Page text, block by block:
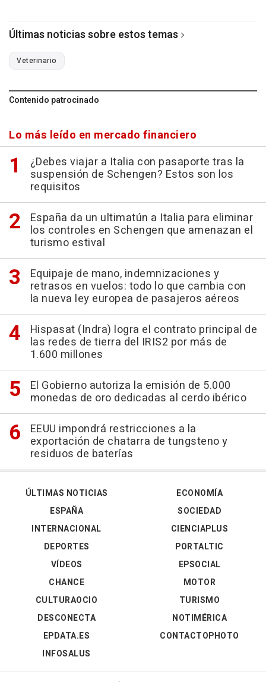
Últimas noticias sobre estos temas
Veterinario
Contenido patrocinado
Lo más leído en mercado financiero
¿Debes viajar a Italia con pasaporte tras la
suspensión de Schengen? Estos son los
requisitos
España da un ultimatún a Italia para eliminar
los controles en Schengen que amenazan el
turismo estival
Equipaje de mano, indemnizaciones y
retrasos en vuelos: todo lo que cambia con
la nueva ley europea de pasajeros aéreos
Hispasat (Indra) logra el contrato principal de
las redes de tierra del IRIS2 por más de
1.600 millones
El Gobierno autoriza la emisión de 5.000
monedas de oro dedicadas al cerdo ibérico
EEUU impondrá restricciones a la
exportación de chatarra de tungsteno y
residuos de baterías
ÚLTIMAS NOTICIAS
ESPAÑA
INTERNACIONAL
DEPORTES
VÍDEOS
ECONOMÍA
SOCIEDAD
CIENCIAPLUS
PORTALTIC
EPSOCIAL
CHANCE
CULTURAOCIO
DESCONECTA
EPDATA.ES
INFOSALUS
MOTOR
TURISMO
NOTIMÉRICA
CONTACTOPHOTO